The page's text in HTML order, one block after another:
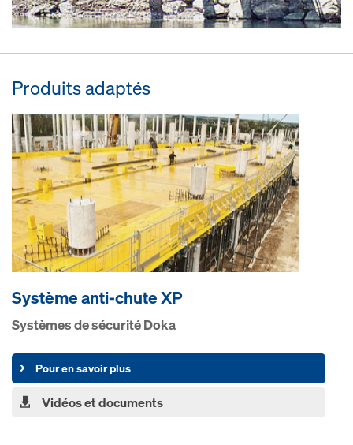
Produits adaptés
Système anti-chute XP
Systèmes de sécurité Doka
Pour en savoir plus
Vidéos et documents